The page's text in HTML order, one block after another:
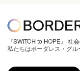
『SWITCH to HOPE』 社
私たちはボーダレス・グル